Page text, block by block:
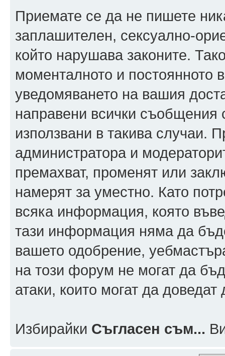
Приемате се да не пишете
заплашителен, сексуално-
който нарушава законите.
моменталното и постоянното
уведомяването на вашия
направени всички съобщения
използвани в такива случаи.
администратора и
премахват, променят или
намерят за уместно. Като
всяка информация, която
тази информация няма да
вашето одобрение,
на този форум не могат да
атаки, които могат да
Избирайки Съгласен съм...